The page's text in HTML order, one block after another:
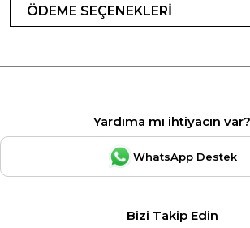
ÖDEME SEÇENEKLERİ
Yardıma mı ihtiyacın var?
WhatsApp Destek
Bizi Takip Edin